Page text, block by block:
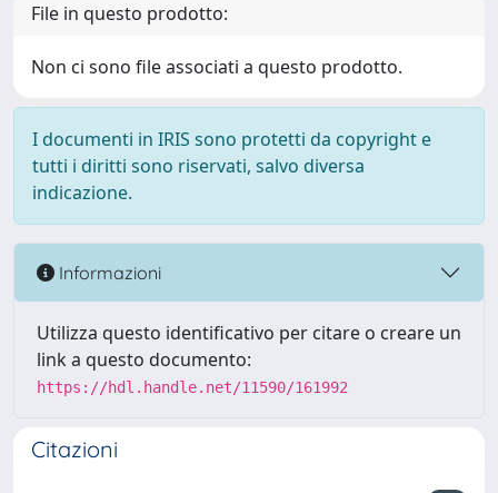
File in questo prodotto:
Non ci sono file associati a questo prodotto.
I documenti in IRIS sono protetti da copyright e
tutti i diritti sono riservati, salvo diversa
indicazione.
Informazioni
Utilizza questo identificativo per citare o creare un
link a questo documento:
https://hdl.handle.net/11590/161992
Citazioni